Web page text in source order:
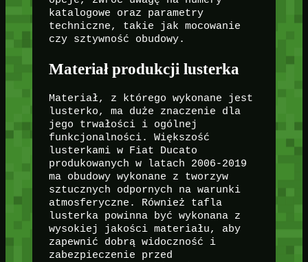
katalogowe oraz parametry
techniczne, takie jak mocowanie
czy sztywność obudowy.
Materiał produkcji lusterka
Materiał, z którego wykonane jest
lusterko, ma duże znaczenie dla
jego trwałości i ogólnej
funkcjonalności. Większość
lusterkami w Fiat Ducato
produkowanych w latach 2006-2019
ma obudowy wykonane z tworzyw
sztucznych odpornych na warunki
atmosferyczne. Również tafla
lusterka powinna być wykonana z
wysokiej jakości materiału, aby
zapewnić dobrą widoczność i
zabezpieczenie przed